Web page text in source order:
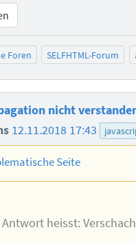
Foren SELFHTML-Forum
nicht
12.11.2018 17:43
Seite
Antwort heisst: